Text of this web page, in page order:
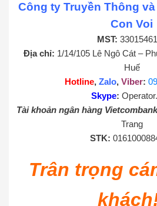
Công ty Truyền Thông
Con Voi
MST:
Địa chỉ: 1/14/105 Lê Ngô Cát –
Huế
Hotline, Zalo, Viber:
Skype:
Tài khoản ngân hàng
Trang
STK:
Trân trọng